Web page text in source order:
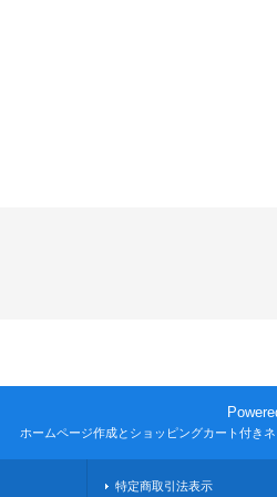
ホームページ作成とショッピングカート付き
特定商取引法表示